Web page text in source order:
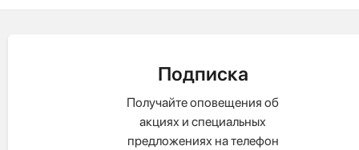
Подписка
Получайте оповещения об
акциях и специальных
предложениях на телефон